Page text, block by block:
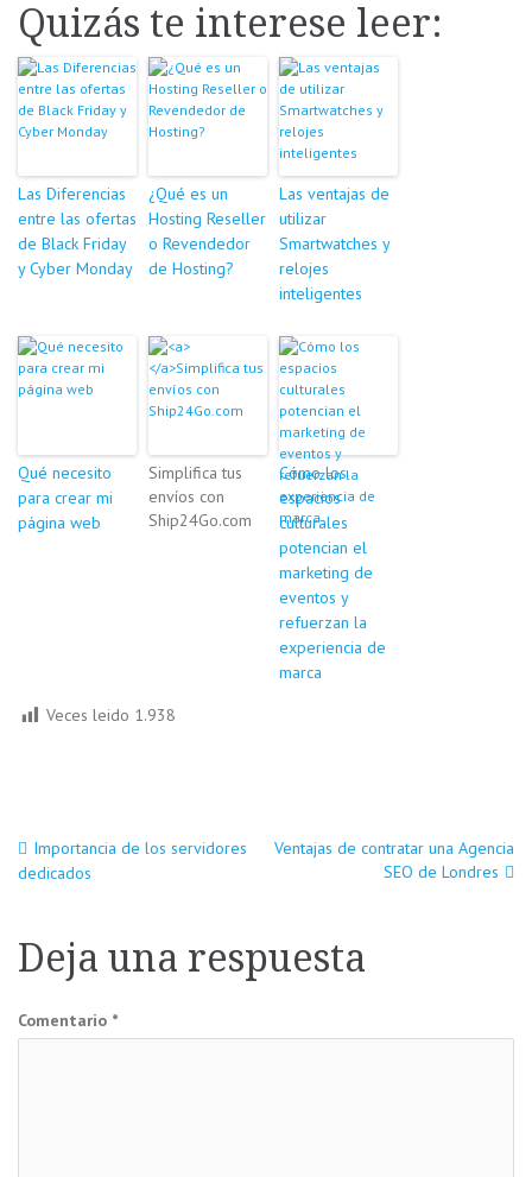
Quizás te interese leer:
Las Diferencias
entre las ofertas
de Black Friday
y Cyber Monday
¿Qué es un
Hosting Reseller
o Revendedor
de Hosting?
Las ventajas de
utilizar
Smartwatches y
relojes
inteligentes
Qué necesito
para crear mi
página web
Simplifica tus
envíos con
Ship24Go.com
Cómo los
espacios
culturales
potencian el
marketing de
eventos y
refuerzan la
experiencia de
marca
Veces leido 1.938
Navegación
entradas
Importancia de los servidores
dedicados
Ventajas de contratar una Agencia
SEO de Londres
Deja una respuesta
Comentario *